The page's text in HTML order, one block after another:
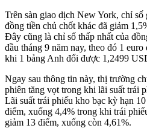
Trên sàn giao dịch New York, chỉ
đồng tiền chủ chốt khác đã giảm
Đây cũng là chỉ số thấp nhất của
đầu tháng 9 năm nay, theo đó 1
khi 1 bảng Anh đổi được 1,2499
Ngay sau thông tin này, thị trường
phiên tăng vọt trong khi lãi suất trái
Lãi suất trái phiếu kho bạc kỳ hạn
điểm, xuống 4,4% trong khi trái
giảm 13 điểm, xuống còn 4,61%.